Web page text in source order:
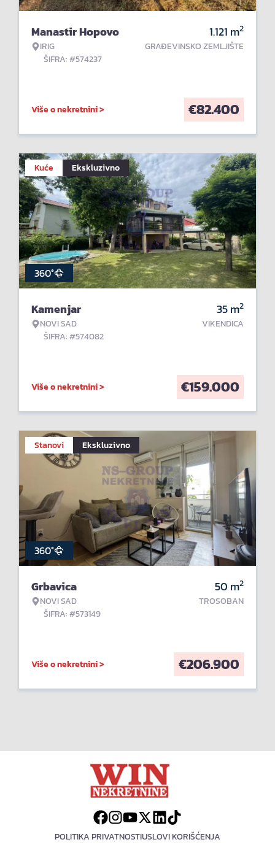
Manastir Hopovo
IRIG
ŠIFRA: #574237
1.121 m2
GRAĐEVINSKO ZEMLJIŠTE
Više o nekretnini > €82.400
Kuće Ekskluzivno
360°
Kamenjar
NOVI SAD
ŠIFRA: #574082
35m2
VIKENDICA
Više o nekretnini > €159.000
Stanovi Ekskluzivno
360°
Grbavica
NOVI SAD
ŠIFRA: #573149
50 m2
TROSOBAN
Više o nekretnini > €206.900
POLITIKA PRIVATNOSTIUSLOVI KORIŠĆENJA